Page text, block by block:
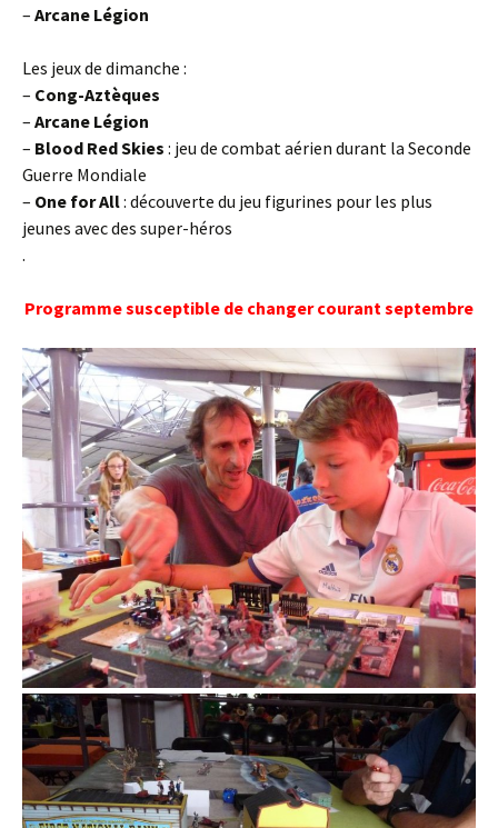
– Arcane Légion
Les jeux de dimanche :
– Cong-Aztèques
– Arcane Légion
– Blood Red Skies : jeu de combat aérien durant la Seconde
Guerre Mondiale
– One for All: découverte du jeu figurines pour les plus
jeunes avec des super-héros
.
Programme susceptible de changer courant septembre